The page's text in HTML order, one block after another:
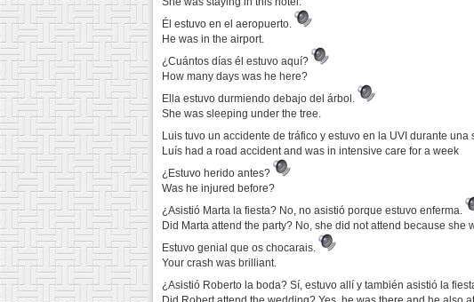
Él estuvo en el aeropuerto.
He was in the airport.
¿Cuántos días él estuvo aquí?
How many days was he here?
Ella estuvo durmiendo debajo del árbol.
She was sleeping under the tree.
Luis tuvo un accidente de tráfico y estuvo en la UVI durante una
Luís had a road accident and was in intensive care for a week
¿Estuvo herido antes?
Was he injured before?
¿Asistió Marta la fiesta? No, no asistió porque estuvo enferma.
Did Marta attend the party? No, she did not attend because she
Estuvo genial que os chocarais.
Your crash was brilliant.
¿Asistió Roberto la boda? Sí, estuvo allí y también asistió la